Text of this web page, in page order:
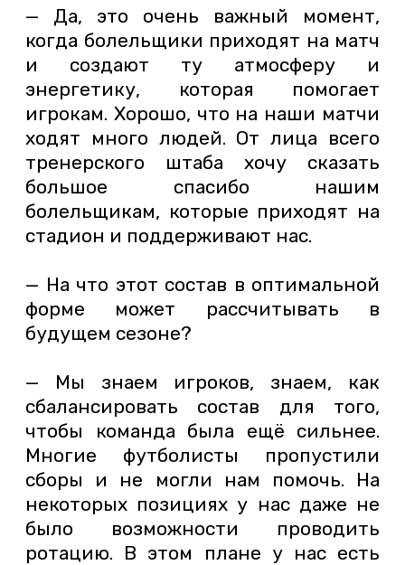
— Да, это очень важный момент,
когда болельщики приходят на матч
и создают ту атмосферу и
энергетику, которая помогает
игрокам. Хорошо, что на наши матчи
ходят много людей. От лица всего
тренерского штаба хочу сказать
большое спасибо нашим
болельщикам, которые приходят на
стадион и поддерживают нас.
— На что этот состав в оптимальной
форме может рассчитывать в
будущем сезоне?
— Мы знаем игроков, знаем, как
сбалансировать состав для того,
чтобы команда была ещё сильнее.
Многие футболисты пропустили
сборы и не могли нам помочь. На
некоторых позициях у нас даже не
было возможности проводить
ротацию. В этом плане у нас есть